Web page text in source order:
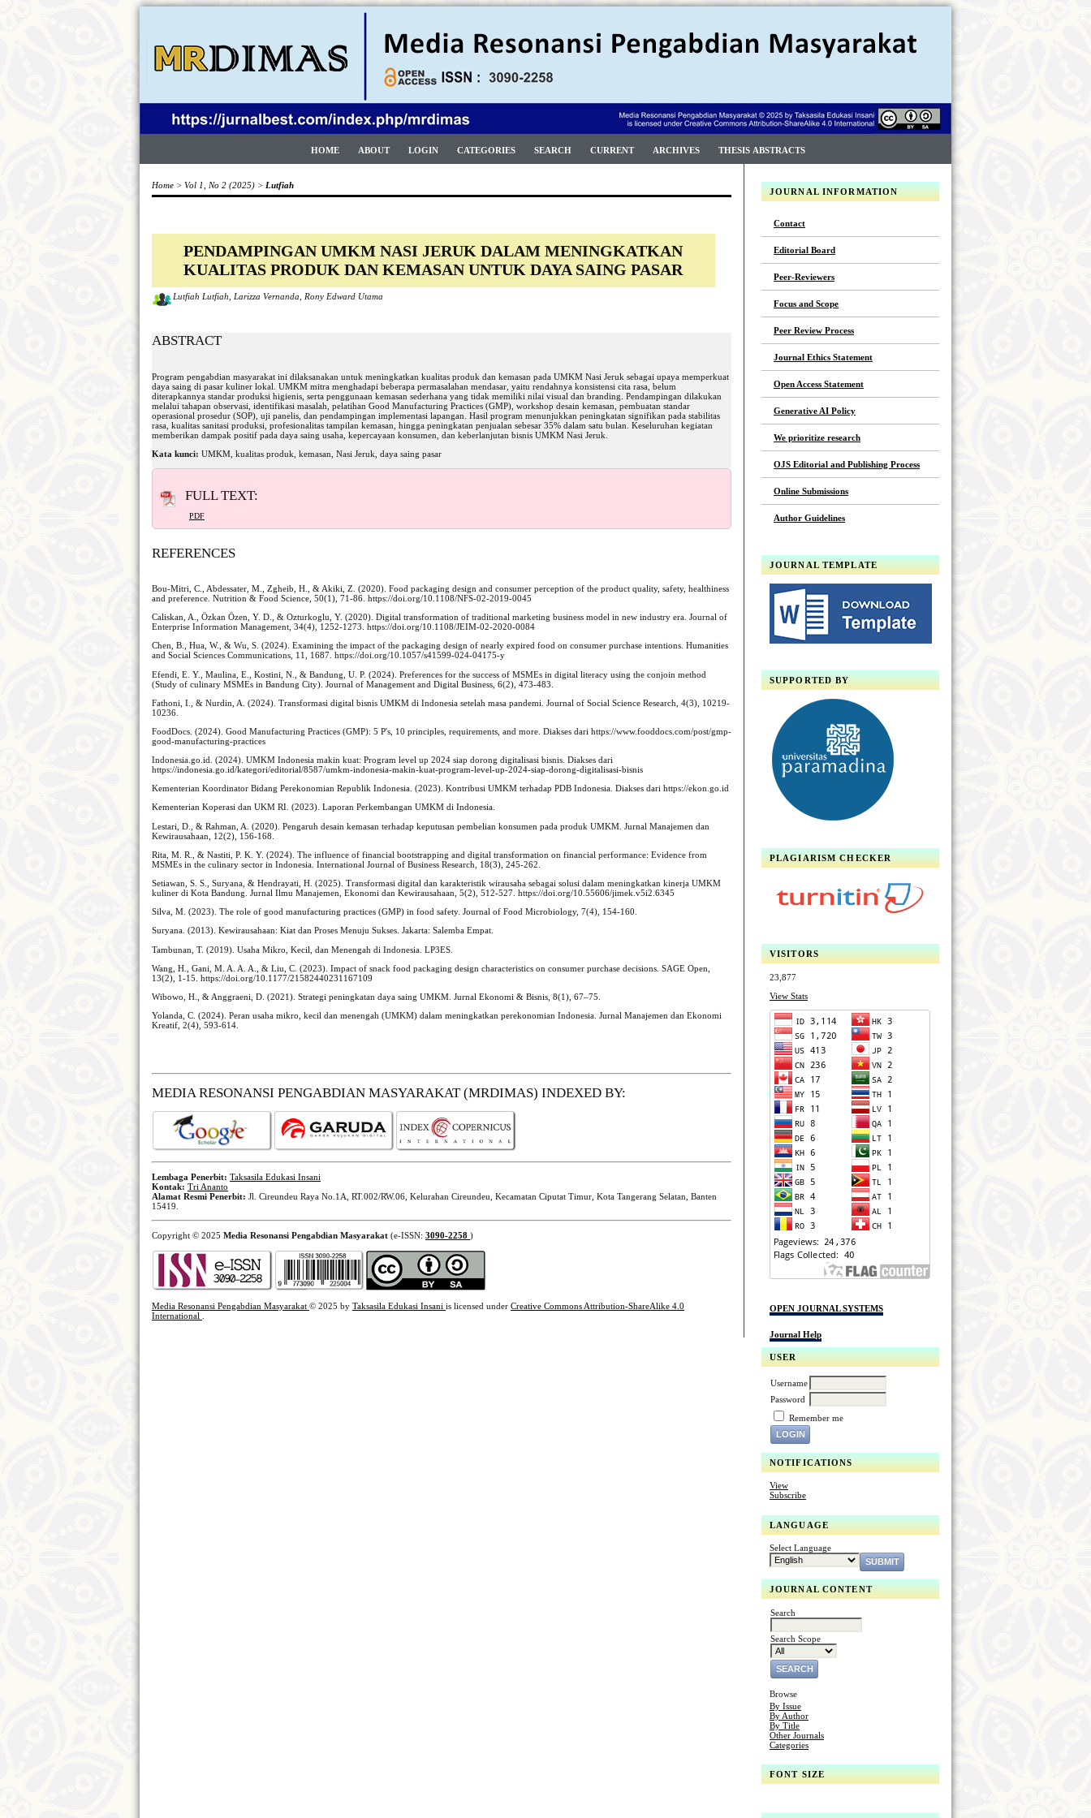
JOURNAL INFORMATION
Contact
Editorial Board
Peer-Reviewers
Focus and Scope
Peer Review Process
Journal Ethics Statement
Open Access Statement
Generative AI Policy
We prioritize research
OJS Editorial and Publishing Process
Online Submissions
Author Guidelines
JOURNAL TEMPLATE
SUPPORTED BY
PLAGIARISM CHECKER
VISITORS
23,877
View Stats
OPEN JOURNAL SYSTEMS
Journal Help
USER
Username
Password
Remember me
NOTIFICATIONS
View
Subscribe
LANGUAGE
Select Language
JOURNAL CONTENT
Search
Search Scope
Browse
By Issue
By Author
By Title
Other Journals
Categories
FONT SIZE
HOME ABOUT LOGIN CATEGORIES SEARCH CURRENT ARCHIVES THESIS ABSTRACTS
Home > Vol 1, No 2 (2025) > Lutfiah
PENDAMPINGAN UMKM NASI JERUK DALAM MENINGKATKAN
KUALITAS PRODUK DAN KEMASAN UNTUK DAYA SAING PASAR
Lutfiah Lutfiah, ⁠Larizza Vernanda, Rony Edward Utama
ABSTRACT
Program pengabdian masyarakat ini dilaksanakan untuk meningkatkan kualitas produk dan kemasan pada UMKM Nasi Jeruk sebagai upaya memperkuat
daya saing di pasar kuliner lokal. UMKM mitra menghadapi beberapa permasalahan mendasar, yaitu rendahnya konsistensi cita rasa, belum
diterapkannya standar produksi higienis, serta penggunaan kemasan sederhana yang tidak memiliki nilai visual dan branding. Pendampingan dilakukan
melalui tahapan observasi, identifikasi masalah, pelatihan Good Manufacturing Practices (GMP), workshop desain kemasan, pembuatan standar
operasional prosedur (SOP), uji panelis, dan pendampingan implementasi lapangan. Hasil program menunjukkan peningkatan signifikan pada stabilitas
rasa, kualitas sanitasi produksi, profesionalitas tampilan kemasan, hingga peningkatan penjualan sebesar 35% dalam satu bulan. Keseluruhan kegiatan
memberikan dampak positif pada daya saing usaha, kepercayaan konsumen, dan keberlanjutan bisnis UMKM Nasi Jeruk.
Kata kunci: UMKM, kualitas produk, kemasan, Nasi Jeruk, daya saing pasar
FULL TEXT:
PDF
REFERENCES
Bou-Mitri, C., Abdessater, M., Zgheib, H., & Akiki, Z. (2020). Food packaging design and consumer perception of the product quality, safety, healthiness
and preference. Nutrition & Food Science, 50(1), 71-86. https://doi.org/10.1108/NFS-02-2019-0045
Caliskan, A., Özkan Özen, Y. D., & Ozturkoglu, Y. (2020). Digital transformation of traditional marketing business model in new industry era. Journal of
Enterprise Information Management, 34(4), 1252-1273. https://doi.org/10.1108/JEIM-02-2020-0084
Chen, B., Hua, W., & Wu, S. (2024). Examining the impact of the packaging design of nearly expired food on consumer purchase intentions. Humanities
and Social Sciences Communications, 11, 1687. https://doi.org/10.1057/s41599-024-04175-y
Efendi, E. Y., Maulina, E., Kostini, N., & Bandung, U. P. (2024). Preferences for the success of MSMEs in digital literacy using the conjoin method
(Study of culinary MSMEs in Bandung City). Journal of Management and Digital Business, 6(2), 473-483.
Fathoni, I., & Nurdin, A. (2024). Transformasi digital bisnis UMKM di Indonesia setelah masa pandemi. Journal of Social Science Research, 4(3), 10219-
10236.
FoodDocs. (2024). Good Manufacturing Practices (GMP): 5 P's, 10 principles, requirements, and more. Diakses dari https://www.fooddocs.com/post/gmp-
good-manufacturing-practices
Indonesia.go.id. (2024). UMKM Indonesia makin kuat: Program level up 2024 siap dorong digitalisasi bisnis. Diakses dari
https://indonesia.go.id/kategori/editorial/8587/umkm-indonesia-makin-kuat-program-level-up-2024-siap-dorong-digitalisasi-bisnis
Kementerian Koordinator Bidang Perekonomian Republik Indonesia. (2023). Kontribusi UMKM terhadap PDB Indonesia. Diakses dari https://ekon.go.id
Kementerian Koperasi dan UKM RI. (2023). Laporan Perkembangan UMKM di Indonesia.
Lestari, D., & Rahman, A. (2020). Pengaruh desain kemasan terhadap keputusan pembelian konsumen pada produk UMKM. Jurnal Manajemen dan
Kewirausahaan, 12(2), 156-168.
Rita, M. R., & Nastiti, P. K. Y. (2024). The influence of financial bootstrapping and digital transformation on financial performance: Evidence from
MSMEs in the culinary sector in Indonesia. International Journal of Business Research, 18(3), 245-262.
Setiawan, S. S., Suryana, & Hendrayati, H. (2025). Transformasi digital dan karakteristik wirausaha sebagai solusi dalam meningkatkan kinerja UMKM
kuliner di Kota Bandung. Jurnal Ilmu Manajemen, Ekonomi dan Kewirausahaan, 5(2), 512-527. https://doi.org/10.55606/jimek.v5i2.6345
Silva, M. (2023). The role of good manufacturing practices (GMP) in food safety. Journal of Food Microbiology, 7(4), 154-160.
Suryana. (2013). Kewirausahaan: Kiat dan Proses Menuju Sukses. Jakarta: Salemba Empat.
Tambunan, T. (2019). Usaha Mikro, Kecil, dan Menengah di Indonesia. LP3ES.
Wang, H., Gani, M. A. A. A., & Liu, C. (2023). Impact of snack food packaging design characteristics on consumer purchase decisions. SAGE Open,
13(2), 1-15. https://doi.org/10.1177/21582440231167109
Wibowo, H., & Anggraeni, D. (2021). Strategi peningkatan daya saing UMKM. Jurnal Ekonomi & Bisnis, 8(1), 67–75.
Yolanda, C. (2024). Peran usaha mikro, kecil dan menengah (UMKM) dalam meningkatkan perekonomian Indonesia. Jurnal Manajemen dan Ekonomi
Kreatif, 2(4), 593-614.
MEDIA RESONANSI PENGABDIAN MASYARAKAT (MRDIMAS) INDEXED BY:
Lembaga Penerbit: Taksasila Edukasi Insani
Kontak: Tri Ananto
Alamat Resmi Penerbit: Jl. Cireundeu Raya No.1A, RT.002/RW.06, Kelurahan Cireundeu, Kecamatan Ciputat Timur, Kota Tangerang Selatan, Banten
15419.
Copyright © 2025 Media Resonansi Pengabdian Masyarakat (e-ISSN: 3090-2258 )
Media Resonansi Pengabdian Masyarakat © 2025 by Taksasila Edukasi Insani is licensed under Creative Commons Attribution-ShareAlike 4.0
International